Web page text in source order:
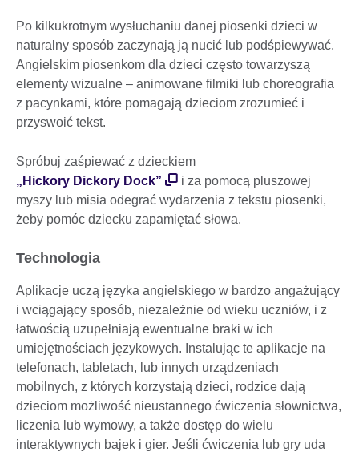
Po kilkukrotnym wysłuchaniu danej piosenki dzieci w
naturalny sposób zaczynają ją nucić lub podśpiewywać.
Angielskim piosenkom dla dzieci często towarzyszą
elementy wizualne – animowane filmiki lub choreografia
z pacynkami, które pomagają dzieciom zrozumieć i
przyswoić tekst.
Spróbuj zaśpiewać z dzieckiem
„Hickory Dickory Dock”
i za pomocą pluszowej
myszy lub misia odegrać wydarzenia z tekstu piosenki,
żeby pomóc dziecku zapamiętać słowa.
Technologia
Aplikacje uczą języka angielskiego w bardzo angażujący
i wciągający sposób, niezależnie od wieku uczniów, i z
łatwością uzupełniają ewentualne braki w ich
umiejętnościach językowych. Instalując te aplikacje na
telefonach, tabletach, lub innych urządzeniach
mobilnych, z których korzystają dzieci, rodzice dają
dzieciom możliwość nieustannego ćwiczenia słownictwa,
liczenia lub wymowy, a także dostęp do wielu
interaktywnych bajek i gier. Jeśli ćwiczenia lub gry uda